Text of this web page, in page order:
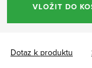
VLOŽIT DO
Dotaz k produktu